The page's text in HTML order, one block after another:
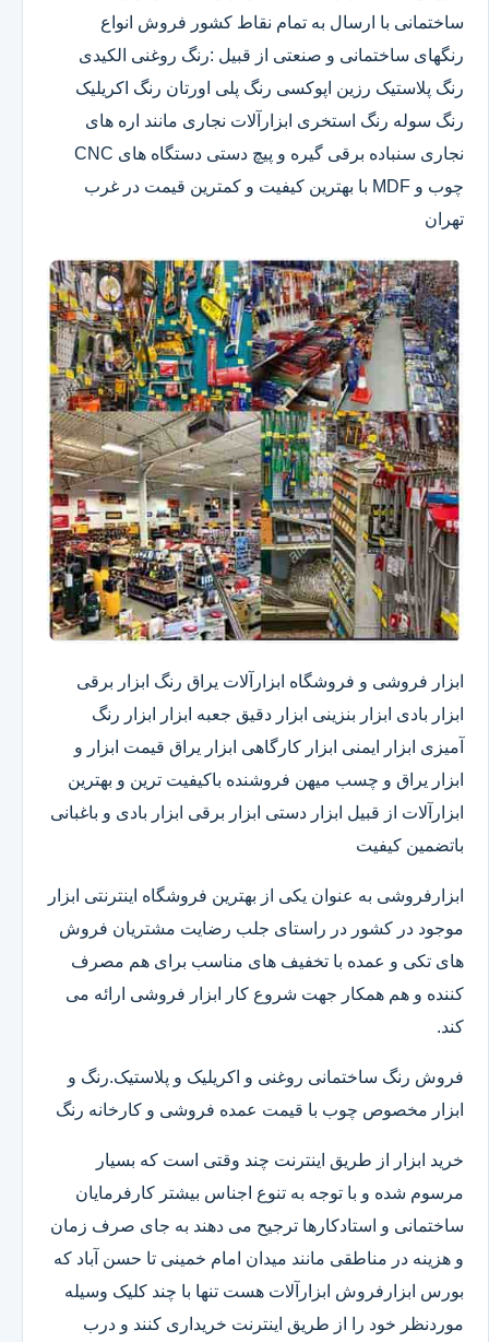
ساختمانی با ارسال به تمام نقاط کشور فروش انواع
رنگهای ساختمانی و صنعتی از قبیل :رنگ روغنی الکیدی
رنگ پلاستیک رزین اپوکسی رنگ پلی اورتان رنگ اکریلیک
رنگ سوله رنگ استخری ابزارآلات نجاری مانند اره های
نجاری سنباده برقی گیره و پیچ دستی دستگاه های CNC
چوب و MDF با بهترین کیفیت و کمترین قیمت در غرب
تهران
ابزار فروشی و فروشگاه ابزارآلات یراق رنگ ابزار برقی
ابزار بادی ابزار بنزینی ابزار دقیق​ جعبه ابزار ابزار رنگ
آمیزی ابزار ایمنی ابزار کارگاهی ابزار یراق قیمت ابزار و
ابزار یراق و چسب میهن فروشنده باکیفیت ترین و بهترین
ابزارآلات از قبیل ابزار دستی ابزار برقی ابزار بادی و باغبانی
باتضمین کیفیت
ابزارفروشی به عنوان یکی از بهترین فروشگاه اینترنتی ابزار
موجود در کشور در راستای جلب رضایت مشتریان فروش
های تکی و عمده با تخفیف های مناسب برای هم مصرف
کننده و هم همکار جهت شروع کار ابزار فروشی ارائه می
کند.
فروش رنگ ساختمانی روغنی و اکریلیک و پلاستیک.رنگ و
ابزار مخصوص چوب با قیمت عمده فروشی و کارخانه رنگ
خرید ابزار از طریق اینترنت چند وقتی است که بسیار
مرسوم شده و با توجه به تنوع اجناس بیشتر کارفرمایان
ساختمانی و استادکارها ترجیح می دهند به جای صرف زمان
و هزینه در مناطقی مانند میدان امام خمینی تا حسن آباد که
بورس ابزارفروش ابزارآلات هست تنها با چند کلیک وسیله
موردنظر خود را از طریق اینترنت خریداری کنند و درب